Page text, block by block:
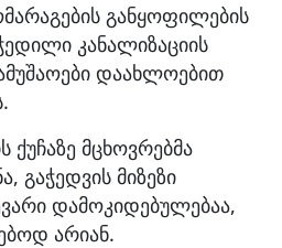
განყოფილების
კანალიზაციის
დაახლოებით
მცხოვრებმა
გაჭედვის მიზეზი
დამოკიდებულებაა,
არიან.